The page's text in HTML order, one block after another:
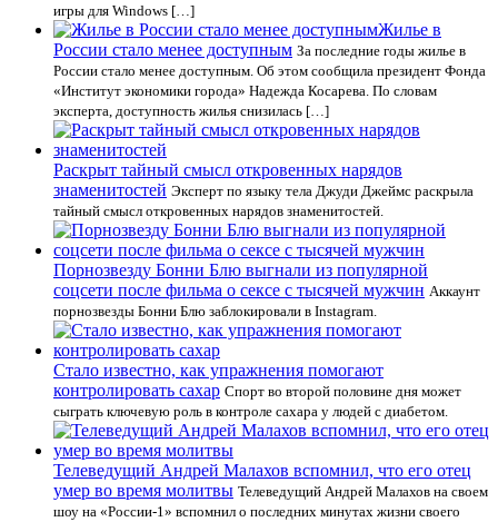
игры для Windows […]
Жилье в
России стало менее доступным За последние годы жилье в
России стало менее доступным. Об этом сообщила президент Фонда
«Институт экономики города» Надежда Косарева. По словам
эксперта, доступность жилья снизилась […]
Раскрыт тайный смысл откровенных нарядов
знаменитостей Эксперт по языку тела Джуди Джеймс раскрыла
тайный смысл откровенных нарядов знаменитостей.
Порнозвезду Бонни Блю выгнали из популярной
соцсети после фильма о сексе с тысячей мужчин Аккаунт
порнозвезды Бонни Блю заблокировали в Instagram.
Стало известно, как упражнения помогают
контролировать сахар Спорт во второй половине дня может
сыграть ключевую роль в контроле сахара у людей с диабетом.
Телеведущий Андрей Малахов вспомнил, что его отец
умер во время молитвы Телеведущий Андрей Малахов на своем
шоу на «России-1» вспомнил о последних минутах жизни своего